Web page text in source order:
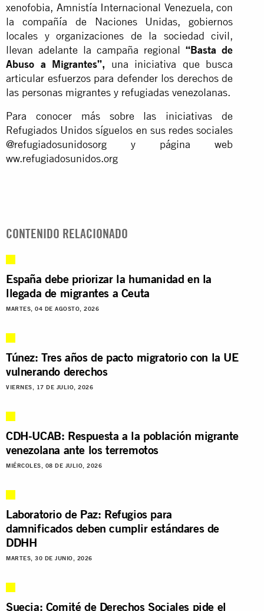
xenofobia, Amnistía Internacional Venezuela, con
la compañía de Naciones Unidas, gobiernos
locales y organizaciones de la sociedad civil,
llevan adelante la campaña regional“Basta de
Abuso a Migrantes”, una iniciativa que busca
articular esfuerzos para defender los derechos de
las personas migrantes y refugiadas venezolanas.
Para conocer más sobre las iniciativas de
Refugiados Unidos síguelos en sus redes sociales
@refugiadosunidosorg y página web
ww.refugiadosunidos.org
CONTENIDO RELACIONADO
España debe priorizar la humanidad en la
llegada de migrantes a Ceuta
MARTES, 04 DE AGOSTO, 2026
Túnez: Tres años de pacto migratorio con la UE
vulnerando derechos
VIERNES, 17 DE JULIO, 2026
CDH-UCAB: Respuesta a la población migrante
venezolana ante los terremotos
MIÉRCOLES, 08 DE JULIO, 2026
Laboratorio de Paz: Refugios para
damnificados deben cumplir estándares de
DDHH
MARTES, 30 DE JUNIO, 2026
Suecia: Comité de Derechos Sociales pide el